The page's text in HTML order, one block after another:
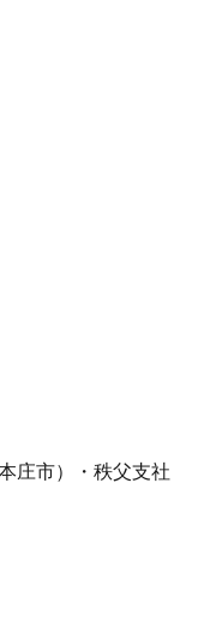
庄市）・秩父支社